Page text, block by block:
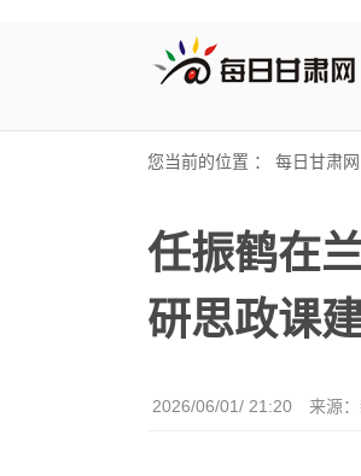
您当前的位置 ： 每日甘肃网
任振鹤在
研思政课
2026/06/01/ 21:20 来源